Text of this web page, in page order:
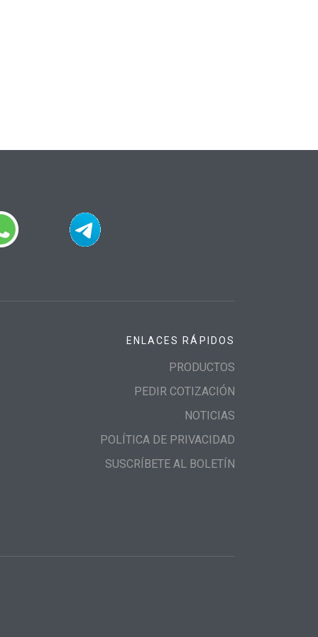
ENLACES RÁPIDOS
PRODUCTOS
PEDIR COTIZACIÓN
NOTICIAS
POLÍTICA DE PRIVACIDAD
SUSCRÍBETE AL BOLETÍN